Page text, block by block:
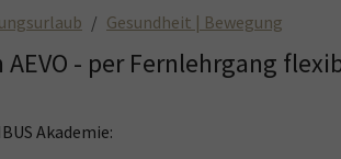
Gesundheit | Bewegung
- per Fernlehrgang
Akademie: